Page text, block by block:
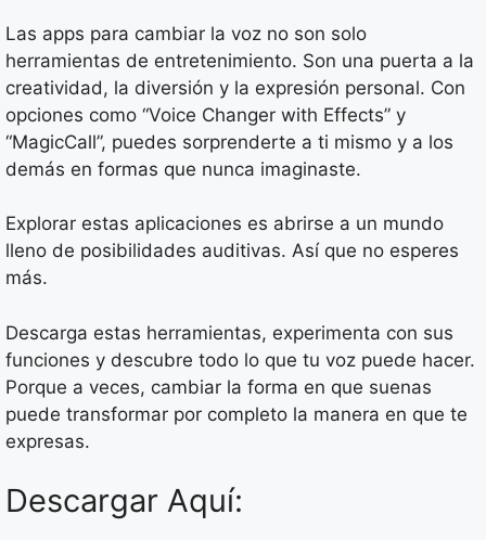
Las apps para cambiar la voz no son solo
herramientas de entretenimiento. Son una puerta a la
creatividad, la diversión y la expresión personal. Con
opciones como “Voice Changer with Effects” y
“MagicCall”, puedes sorprenderte a ti mismo y a los
demás en formas que nunca imaginaste.
Explorar estas aplicaciones es abrirse a un mundo
lleno de posibilidades auditivas. Así que no esperes
más.
Descarga estas herramientas, experimenta con sus
funciones y descubre todo lo que tu voz puede hacer.
Porque a veces, cambiar la forma en que suenas
puede transformar por completo la manera en que te
expresas.
Descargar Aquí: